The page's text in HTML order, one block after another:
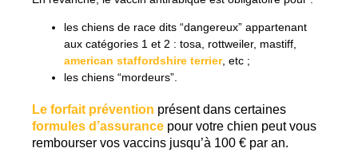
les chiens de race dits “dangereux” appartenant
aux catégories 1 et 2 : tosa, rottweiler, mastiff,
american staffordshire terrier, etc ;
les chiens “mordeurs”.
Le forfait prévention présent dans certaines
formules d’assurance pour votre chien peut vous
rembourser vos vaccins jusqu’à 100 € par an.